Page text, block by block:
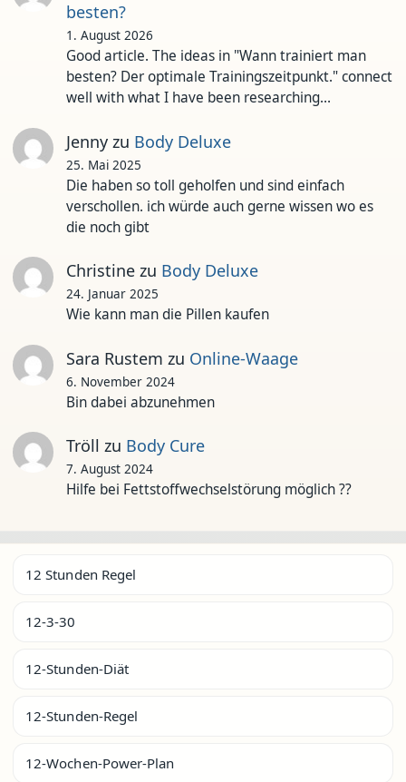
besten?
1. August 2026
Good article. The ideas in "Wann trainiert man
besten? Der optimale Trainingszeitpunkt." connect
well with what I have been researching…
Jennyzu Body Deluxe
25. Mai 2025
Die haben so toll geholfen und sind einfach
verschollen. ich würde auch gerne wissen wo es
die noch gibt
Christinezu Body Deluxe
24. Januar 2025
Wie kann man die Pillen kaufen
Sara Rustem zu Online-Waage
6. November 2024
Bin dabei abzunehmen
Tröll zu Body Cure
7. August 2024
Hilfe bei Fettstoffwechselstörung möglich ??
12 Stunden Regel
12-3-30
12-Stunden-Diät
12-Stunden-Regel
12-Wochen-Power-Plan